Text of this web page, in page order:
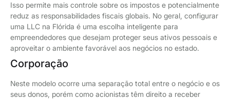
Isso permite mais controle sobre os impostos e potencialmente
reduz as responsabilidades fiscais globais. No geral, configurar
uma LLC na Flórida é uma escolha inteligente para
empreendedores que desejam proteger seus ativos pessoais e
aproveitar o ambiente favorável aos negócios no estado.
Corporação
Neste modelo ocorre uma separação total entre o negócio e os
seus donos, porém como acionistas têm direito a receber